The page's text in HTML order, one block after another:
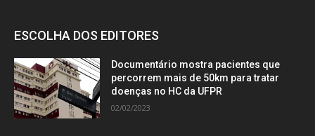
ESCOLHA DOS EDITORES
Documentário mostra pacientes que
percorrem mais de 50km para tratar
doenças no HC da UFPR
02/02/2023